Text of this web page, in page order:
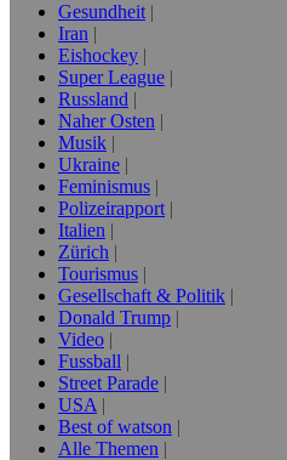
Gesundheit
Iran
Eishockey
Super League
Russland
Naher Osten
Musik
Ukraine
Feminismus
Polizeirapport
Italien
Zürich
Tourismus
Gesellschaft & Politik
Donald Trump
Video
Fussball
Street Parade
USA
Best of watson
Alle Themen